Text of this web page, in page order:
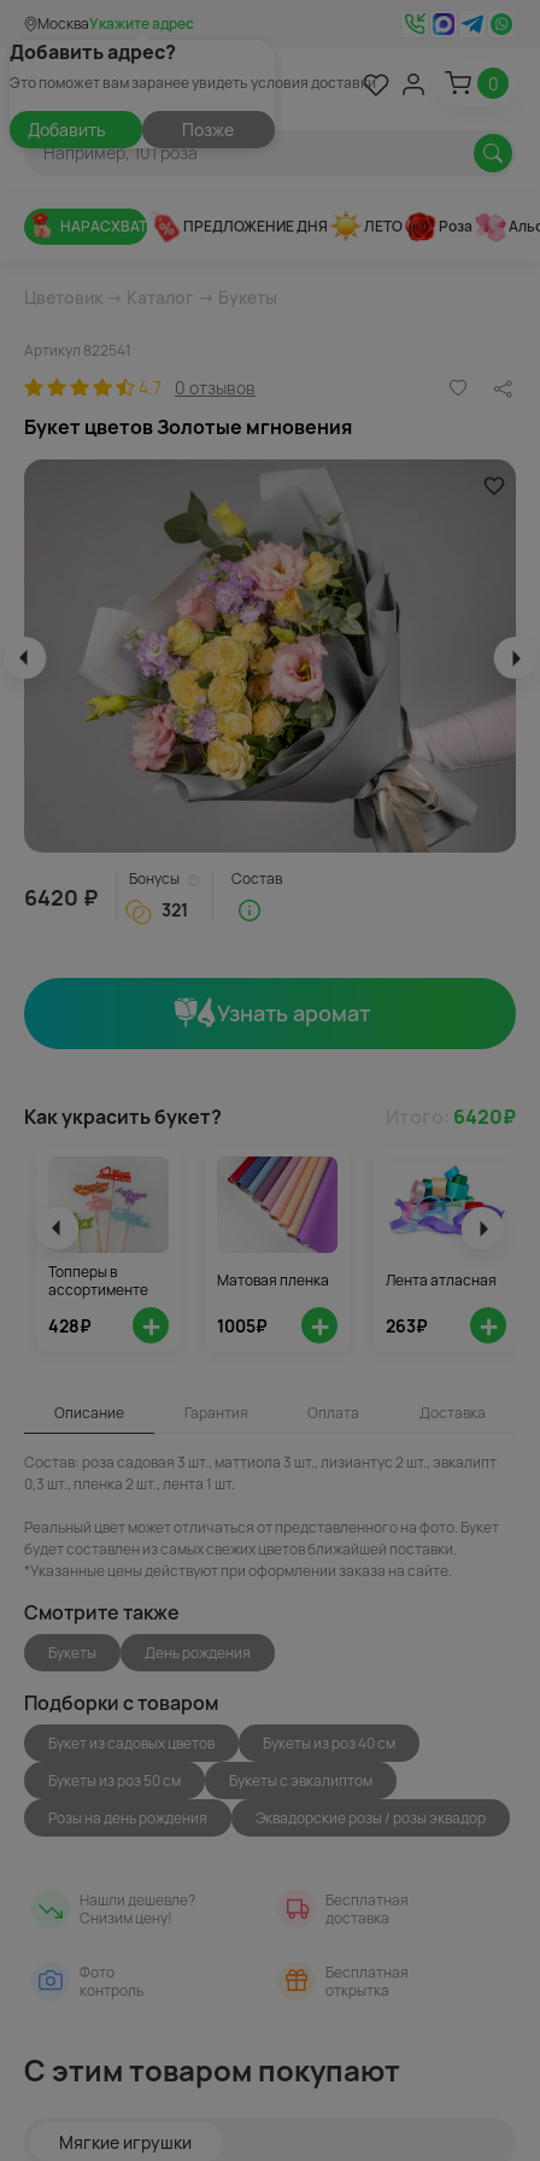
МоскваУкажите адрес
Добавить адрес?
Это поможет вам заранее увидеть условия доставки
Добавить Позже
0
НАРАСХВАТ ПРЕДЛОЖЕНИЕ ДНЯ ЛЕТО Роза
Цветовик → Каталог → Букеты
Артикул 822541
4.7 0 отзывов
Букет цветов Золотые мгновения
6420 ₽
Бонусы
321
Состав
Узнать аромат
Как украсить букет? 6420₽
Топперы в
ассортименте
428₽ +
Матовая пленка
1005₽ +
Лента атласная
263₽ +
Описание Гарантия Оплата Доставка
Состав: роза садовая 3 шт., маттиола 3 шт., лизиантус 2 шт., эвкалипт
0,3 шт., пленка 2 шт., лента 1 шт.
Реальный цвет может отличаться от представленного на фото. Букет
будет составлен из самых свежих цветов ближайшей поставки.
*Указанные цены действуют при оформлении заказа на сайте.
Смотрите также
Букеты День рождения
Подборки с товаром
Букет из садовых цветов
Букеты из роз 40 см
Букеты из роз 50 см
Букеты с эвкалиптом
Розы на день рождения
Эквадорские розы / розы эквадор
Нашли дешевле?
Снизим цену!
Бесплатная
доставка
Фото
контроль
Бесплатная
открытка
С этим товаром покупают
Мягкие игрушки